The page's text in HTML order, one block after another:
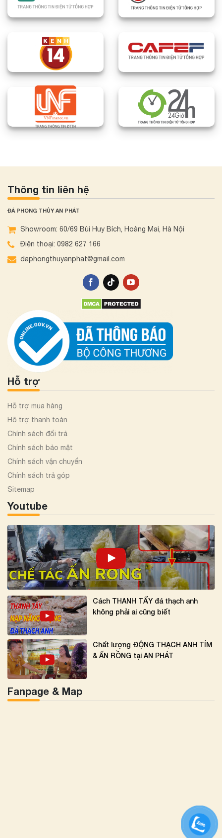
Thông tin liên hệ
ĐÁ PHONG THỦY AN PHÁT
Showroom: 60/69 Bùi Huy Bích, Hoàng Mai, Hà Nội
Điện thoại: 0982 627 166
daphongthuyanphat@gmail.com
Hỗ trợ
Hỗ trợ mua hàng
Hỗ trợ thanh toán
Chính sách đổi trả
Chính sách bảo mật
Chính sách vận chuyển
Chính sách trả góp
Sitemap
Youtube
Cách THANH TẨY đá thạch anh
không phải ai cũng biết
Chất lượng ĐỘNG THẠCH ANH TÍM
& ẤN RỒNG tại AN PHÁT
Fanpage & Map